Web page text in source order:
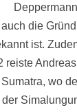
die
ist.
reiste
wo